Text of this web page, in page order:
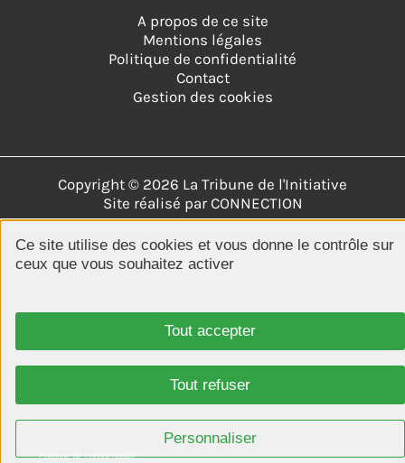
Ce site utilise des cookies et vous donne le contrôle sur
ceux que vous souhaitez activer
Tout accepter
Tout refuser
Personnaliser
Politique de confidentialité
A propos de ce site
Mentions légales
Politique de confidentialité
Contact
Gestion des cookies
Copyright © 2026 La Tribune de l'Initiative
Site réalisé par CONNECTION